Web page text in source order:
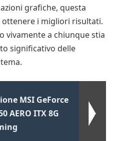
grafiche, questa
i migliori risultati.
vivamente a chiunque stia
significativo delle
MSI GeForce
AERO ITX 8G